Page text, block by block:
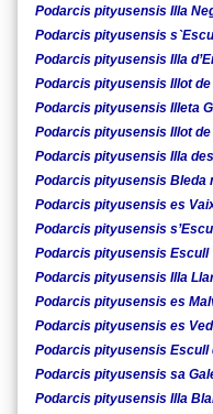
Podarcis pityusensis Illa
Podarcis pityusensis
Podarcis pityusensis Illa
Podarcis pityusensis Illot
Podarcis pityusensis Illeta
Podarcis pityusensis Illot
Podarcis pityusensis Illa
Podarcis pityusensis Bleda
Podarcis pityusensis es
Podarcis pityusensis
Podarcis pityusensis Escull
Podarcis pityusensis Illa
Podarcis pityusensis es
Podarcis pityusensis es
Podarcis pityusensis Escull
Podarcis pityusensis sa
Podarcis pityusensis Illa